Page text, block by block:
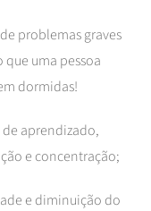
problemas graves
uma pessoa
dormidas!
aprendizado,
e concentração;
e diminuição do